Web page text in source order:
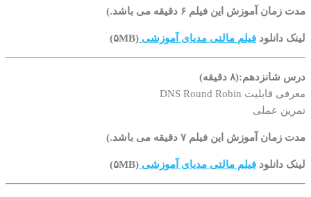
مدت زمان آموزش این فیلم ۶ دقیقه می باشد.)
لینک دانلود فیلم مالتی مدیای آموزشی (۵MB)
درس شانزدهم:(۸ دقیقه)
معرفی قابلیت DNS Round Robin
تمرین عملی
مدت زمان آموزش این فیلم ۷ دقیقه می باشد.)
لینک دانلود فیلم مالتی مدیای آموزشی (۵MB)